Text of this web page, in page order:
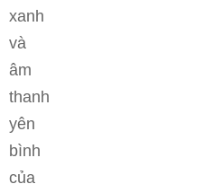
xanh
và
âm
thanh
yên
bình
của